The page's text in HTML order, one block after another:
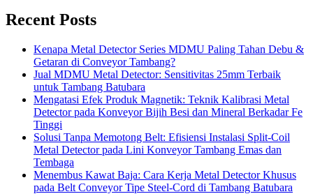
Recent Posts
Kenapa Metal Detector Series MDMU Paling Tahan Debu &
Getaran di Conveyor Tambang?
Jual MDMU Metal Detector: Sensitivitas 25mm Terbaik
untuk Tambang Batubara
Mengatasi Efek Produk Magnetik: Teknik Kalibrasi Metal
Detector pada Konveyor Bijih Besi dan Mineral Berkadar Fe
Tinggi
Solusi Tanpa Memotong Belt: Efisiensi Instalasi Split-Coil
Metal Detector pada Lini Konveyor Tambang Emas dan
Tembaga
Menembus Kawat Baja: Cara Kerja Metal Detector Khusus
pada Belt Conveyor Tipe Steel-Cord di Tambang Batubara